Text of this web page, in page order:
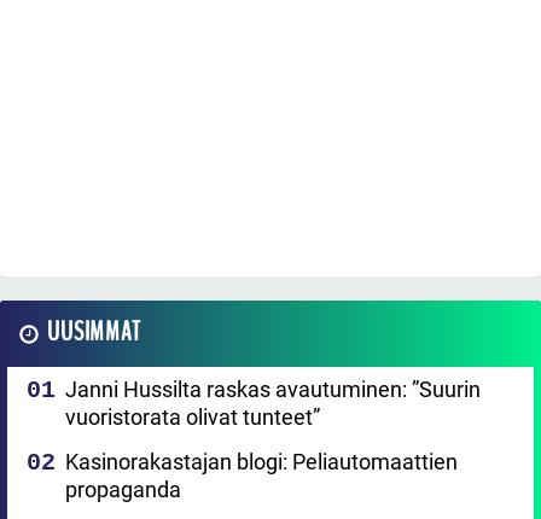
UUSIMMAT
Janni Hussilta raskas avautuminen: ”Suurin
vuoristorata olivat tunteet”
Kasinorakastajan blogi: Peliautomaattien
propaganda